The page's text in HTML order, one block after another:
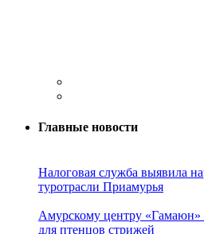
Главные новости
Налоговая служба выявила
туротрасли Приамурья
Амурскому центру
для птенцов стрижей